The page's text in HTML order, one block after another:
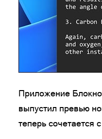
Приложение
выпустил превью
теперь